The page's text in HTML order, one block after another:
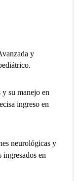
y
su manejo en
ingreso en
neurológicas y
ingresados en